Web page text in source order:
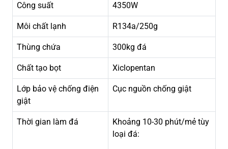
Công suất 4350W
Môi chất lạnh R134a/250g
Thùng chứa 300kg đá
Chất tạo bọt Xiclopentan
Lớp bảo vệ chống điện
giật
Cục nguồn chống giật
Thời gian làm đá
Khoảng 10-30 phút/mẻ tùy
loại đá: